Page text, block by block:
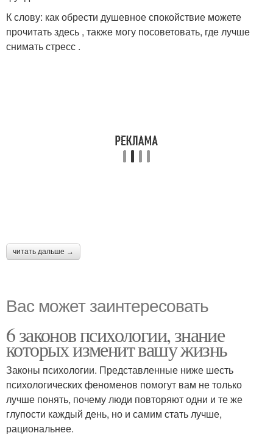
К слову: как обрести душевное спокойствие можете
прочитать здесь , также могу посоветовать, где лучше
снимать стресс .
читать дальше →
Вас может заинтересовать
6 законов психологии, знание
которых изменит вашу жизнь
Законы психологии. Представленные ниже шесть
психологических феноменов помогут вам не только
лучше понять, почему люди повторяют одни и те же
глупости каждый день, но и самим стать лучше,
рациональнее.